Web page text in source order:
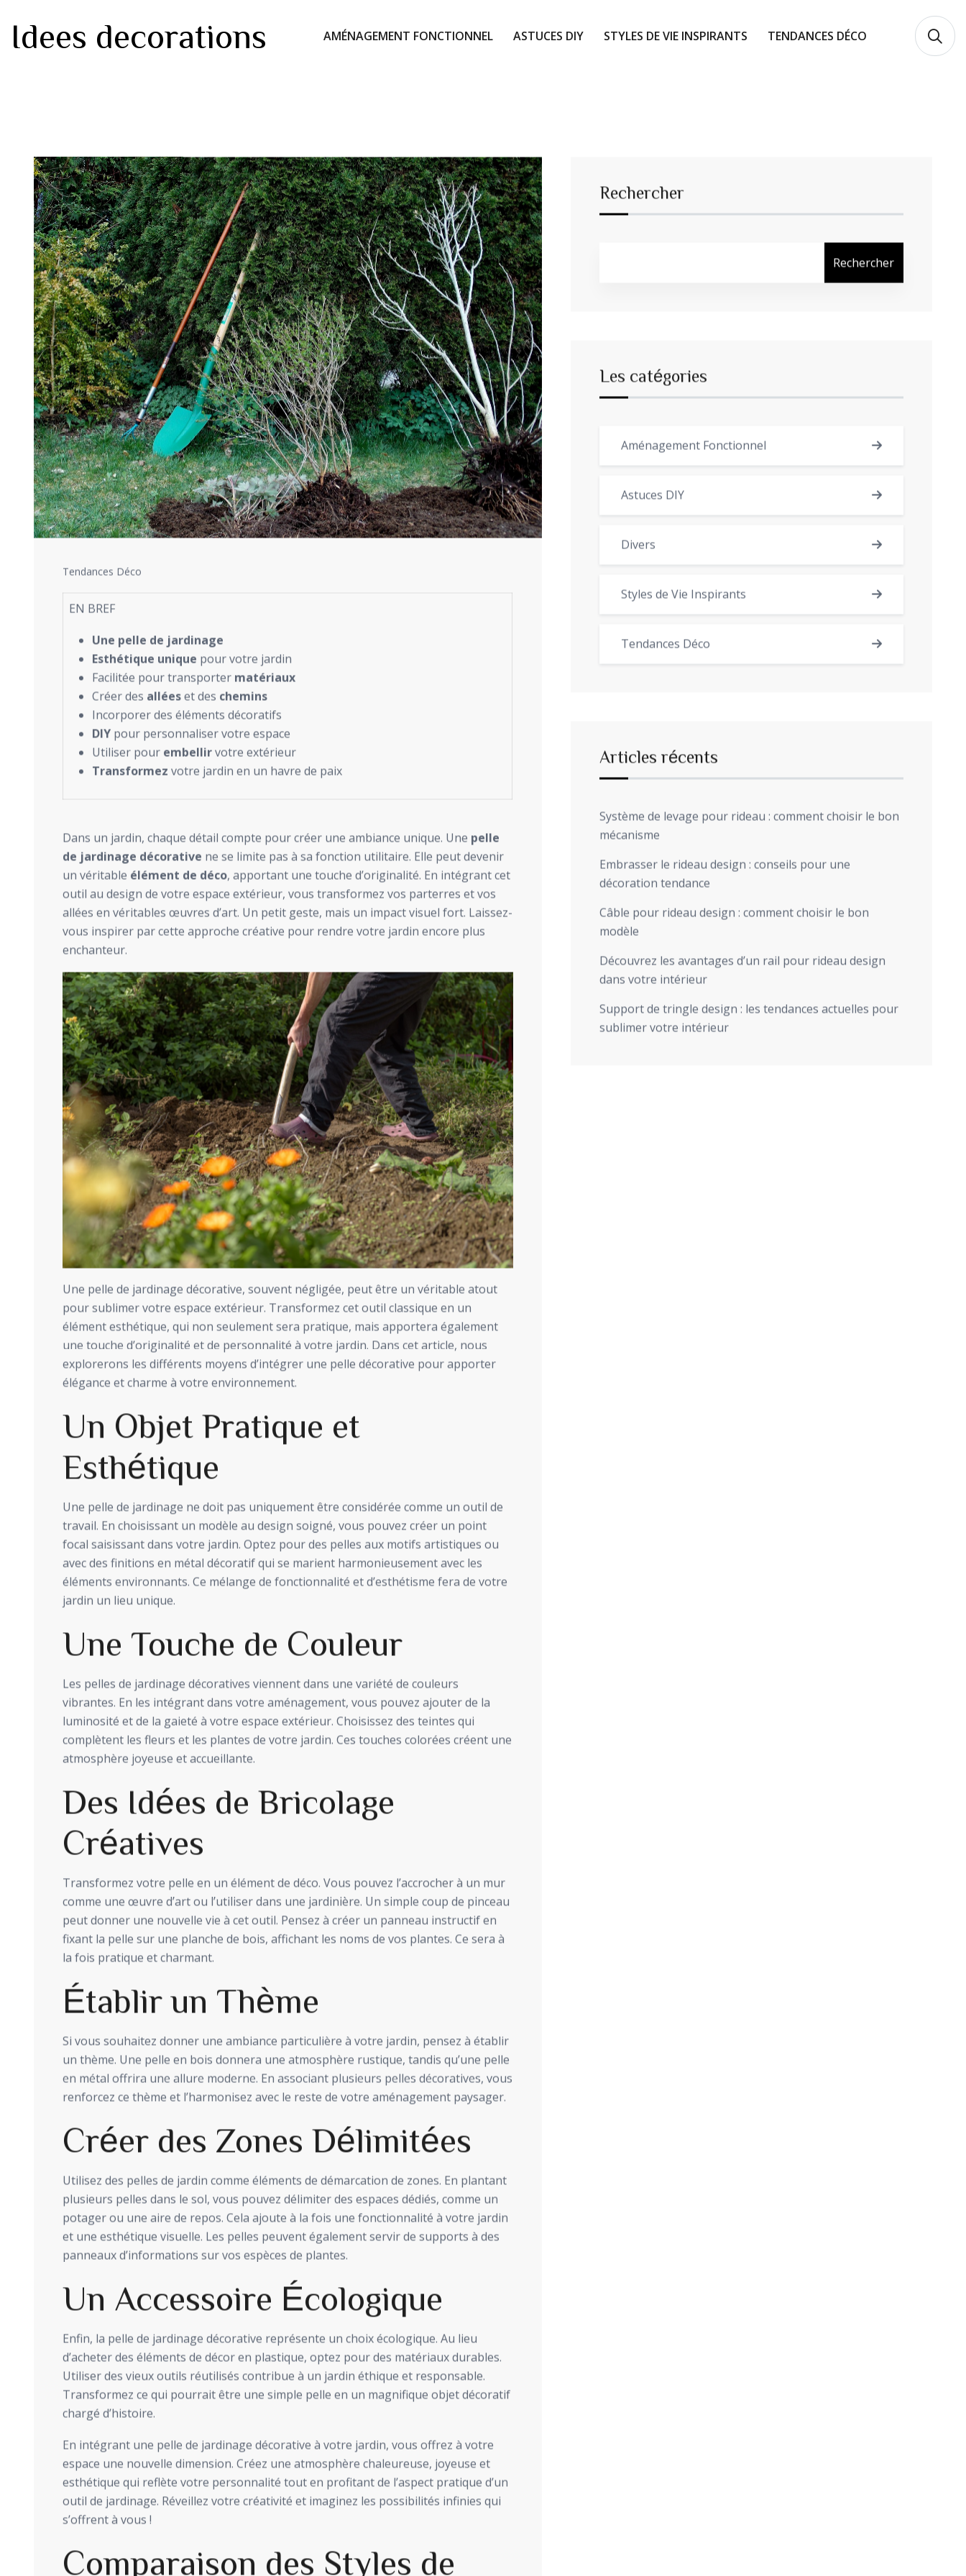
Idees decorations AMÉNAGEMENT FONCTIONNEL ASTUCES DIY STYLES DE VIE INSPIRANTS TENDANCES DÉCO
Tendances Déco
EN BREF
Une pelle de jardinage
Esthétique unique pour votre jardin
Facilitée pour transporter matériaux
Créer des alléeset des chemins
Incorporer des éléments décoratifs
DIY pour personnaliser votre espace
Utiliser pour embellirvotre extérieur
Transformez votre jardin en un havre de paix
Dans un jardin, chaque détail compte pour créer une ambiance unique. Une pelle
de jardinage décorative ne se limite pas à sa fonction utilitaire. Elle peut devenir
un véritable élément de déco, apportant une touche d’originalité. En intégrant cet
outil au design de votre espace extérieur, vous transformez vos parterres et vos
allées en véritables œuvres d’art. Un petit geste, mais un impact visuel fort. Laissez-
vous inspirer par cette approche créative pour rendre votre jardin encore plus
enchanteur.
Une pelle de jardinage décorative, souvent négligée, peut être un véritable atout
pour sublimer votre espace extérieur. Transformez cet outil classique en un
élément esthétique, qui non seulement sera pratique, mais apportera également
une touche d’originalité et de personnalité à votre jardin. Dans cet article, nous
explorerons les différents moyens d’intégrer une pelle décorative pour apporter
élégance et charme à votre environnement.
Un Objet Pratique et
Esthétique
Une pelle de jardinage ne doit pas uniquement être considérée comme un outil de
travail. En choisissant un modèle au design soigné, vous pouvez créer un point
focal saisissant dans votre jardin. Optez pour des pelles aux motifs artistiques ou
avec des finitions en métal décoratif qui se marient harmonieusement avec les
éléments environnants. Ce mélange de fonctionnalité et d’esthétisme fera de votre
jardin un lieu unique.
Une Touche de Couleur
Les pelles de jardinage décoratives viennent dans une variété de couleurs
vibrantes. En les intégrant dans votre aménagement, vous pouvez ajouter de la
luminosité et de la gaieté à votre espace extérieur. Choisissez des teintes qui
complètent les fleurs et les plantes de votre jardin. Ces touches colorées créent une
atmosphère joyeuse et accueillante.
Des Idées de Bricolage
Créatives
Transformez votre pelle en un élément de déco. Vous pouvez l’accrocher à un mur
comme une œuvre d’art ou l’utiliser dans une jardinière. Un simple coup de pinceau
peut donner une nouvelle vie à cet outil. Pensez à créer un panneau instructif en
fixant la pelle sur une planche de bois, affichant les noms de vos plantes. Ce sera à
la fois pratique et charmant.
Établir un Thème
Si vous souhaitez donner une ambiance particulière à votre jardin, pensez à établir
un thème. Une pelle en bois donnera une atmosphère rustique, tandis qu’une pelle
en métal offrira une allure moderne. En associant plusieurs pelles décoratives, vous
renforcez ce thème et l’harmonisez avec le reste de votre aménagement paysager.
Créer des Zones Délimitées
Utilisez des pelles de jardin comme éléments de démarcation de zones. En plantant
plusieurs pelles dans le sol, vous pouvez délimiter des espaces dédiés, comme un
potager ou une aire de repos. Cela ajoute à la fois une fonctionnalité à votre jardin
et une esthétique visuelle. Les pelles peuvent également servir de supports à des
panneaux d’informations sur vos espèces de plantes.
Un Accessoire Écologique
Enfin, la pelle de jardinage décorative représente un choix écologique. Au lieu
d’acheter des éléments de décor en plastique, optez pour des matériaux durables.
Utiliser des vieux outils réutilisés contribue à un jardin éthique et responsable.
Transformez ce qui pourrait être une simple pelle en un magnifique objet décoratif
chargé d’histoire.
En intégrant une pelle de jardinage décorative à votre jardin, vous offrez à votre
espace une nouvelle dimension. Créez une atmosphère chaleureuse, joyeuse et
esthétique qui reflète votre personnalité tout en profitant de l’aspect pratique d’un
outil de jardinage. Réveillez votre créativité et imaginez les possibilités infinies qui
s’offrent à vous !
Comparaison des Styles de
Rechercher
Rechercher
Les catégories
Aménagement Fonctionnel
Astuces DIY
Divers
Styles de Vie Inspirants
Tendances Déco
Articles récents
Système de levage pour rideau : comment choisir le bon
mécanisme
Embrasser le rideau design : conseils pour une
décoration tendance
Câble pour rideau design : comment choisir le bon
modèle
Découvrez les avantages d’un rail pour rideau design
dans votre intérieur
Support de tringle design : les tendances actuelles pour
sublimer votre intérieur